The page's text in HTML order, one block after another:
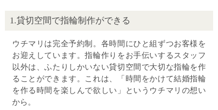
1.貸切空間で指輪制作ができる
ウチマリは完全予約制。各時間にひと組ずつお客様を
お迎えしています。指輪作りをお手伝いするスタッフ
以外は、ふたりしかいない貸切空間で大切な指輪を作
ることができます。これは、「時間をかけて結婚指輪
を作る時間を楽しんで欲しい」というウチマリの想い
から。